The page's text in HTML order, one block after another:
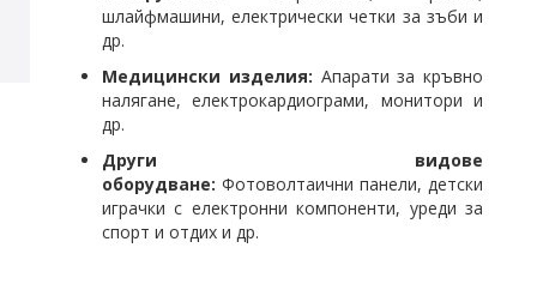
шлайфмашини, електрически четки за зъби и
др.
Медицински изделия: Апарати за кръвно
налягане, електрокардиограми, монитори и
др.
Други видове
оборудване: Фотоволтаични панели, детски
играчки с електронни компоненти, уреди за
спорт и отдих и др.